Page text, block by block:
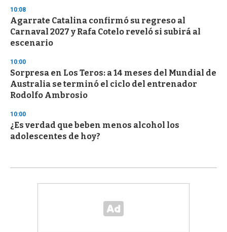
10:08
Agarrate Catalina confirmó su regreso al
Carnaval 2027 y Rafa Cotelo reveló si subirá al
escenario
10:00
Sorpresa en Los Teros: a 14 meses del Mundial de
Australia se terminó el ciclo del entrenador
Rodolfo Ambrosio
10:00
¿Es verdad que beben menos alcohol los
adolescentes de hoy?